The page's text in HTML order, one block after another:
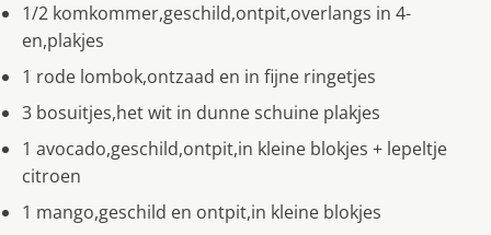
1/2 komkommer,geschild,ontpit,overlangs in 4-
en,plakjes
1 rode lombok,ontzaad en in fijne ringetjes
3 bosuitjes,het wit in dunne schuine plakjes
1 avocado,geschild,ontpit,in kleine blokjes + lepeltje
citroen
1 mango,geschild en ontpit,in kleine blokjes